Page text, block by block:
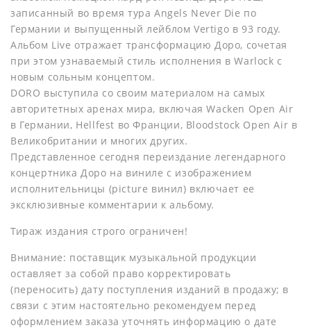
записанный во время тура Angels Never Die по
Германии и выпущенный лейблом Vertigo в 93 году.
Альбом Live отражает трансформацию Доро, сочетая
при этом узнаваемый стиль исполнения в Warlock с
новым сольным концептом.
DORO выступила со своим материалом на самых
авторитетных аренах мира, включая Wacken Open Air
в Германии, Hellfest во Франции, Bloodstock Open Air в
Великобритании и многих других.
Представленное сегодня переиздание легендарного
концертника Доро на виниле с изображением
исполнительницы (picture винил) включает ее
эксклюзивные комментарии к альбому.
Тираж издания строго ограничен!
Внимание: поставщик музыкальной продукции
оставляет за собой право корректировать
(переносить) дату поступления изданий в продажу; в
связи с этим настоятельно рекомендуем перед
оформлением заказа уточнять информацию о дате